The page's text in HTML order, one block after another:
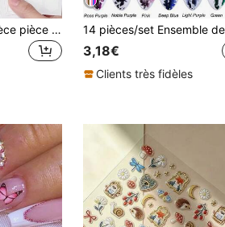
100/30/20/10/5/1 pièce pièce Autocollants pour nail art français, motif vague et croissant de lune, design géométrique asymétrique
3,18€
Clients très fidèles